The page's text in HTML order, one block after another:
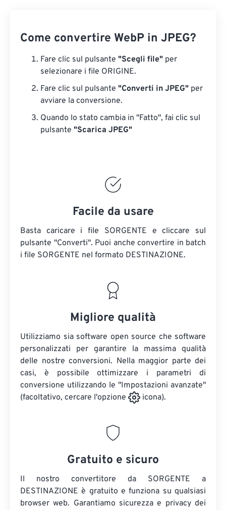
Come convertire WebP in JPEG?
Fare clic sul pulsante "Scegli file" per
selezionare i file ORIGINE.
Fare clic sul pulsante "Converti in JPEG" per
avviare la conversione.
Quando lo stato cambia in "Fatto", fai clic sul
pulsante "Scarica JPEG"
Facile da usare
Basta caricare i file SORGENTE e cliccare sul
pulsante "Converti". Puoi anche convertire in batch
i file SORGENTE nel formato DESTINAZIONE.
Migliore qualità
Utilizziamo sia software open source che software
personalizzati per garantire la massima qualità
delle nostre conversioni. Nella maggior parte dei
casi, è possibile ottimizzare i parametri di
conversione utilizzando le "Impostazioni avanzate"
(facoltativo, cercare l'opzione
icona).
Gratuito e sicuro
Il nostro convertitore da SORGENTE a
DESTINAZIONE è gratuito e funziona su qualsiasi
browser web. Garantiamo sicurezza e privacy dei